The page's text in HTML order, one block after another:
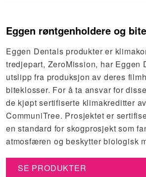
Eggen røntgenholdere og
Eggen Dentals produkter er
tredjepart, ZeroMission, har Eggen
utslipp fra produksjon av deres
biteklosser. For å ta ansvar for
de kjøpt sertifiserte klimakreditter
CommuniTree. Prosjektet er
en standard for skogprosjekt som
atmosfæren og beskytter biologisk
SE PRODUKTER